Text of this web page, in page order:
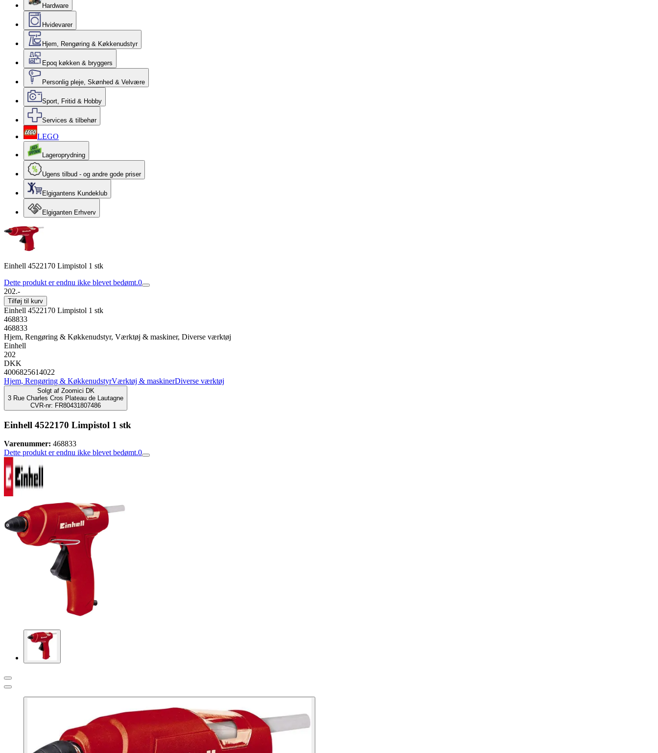
Hardware
Hvidevarer
Hjem, Rengøring & Køkkenudstyr
Epoq køkken & bryggers
Personlig pleje, Skønhed & Velvære
Sport, Fritid & Hobby
Services & tilbehør
LEGO
Lageroprydning
Ugens tilbud - og andre gode priser
Elgigantens Kundeklub
Elgiganten Erhverv
Einhell 4522170 Limpistol 1 stk
Dette produkt er endnu ikke blevet bedømt.0
202.-
Tilføj til kurv
Einhell 4522170 Limpistol 1 stk
468833
468833
Hjem, Rengøring & Køkkenudstyr, Værktøj & maskiner, Diverse værktøj
Einhell
202
DKK
4006825614022
Hjem, Rengøring & KøkkenudstyrVærktøj & maskinerDiverse værktøj
Solgt af Zoomici DK
3 Rue Charles Cros Plateau de Lautagne
CVR-nr: FR80431807486
Einhell 4522170 Limpistol 1 stk
Varenummer: 468833
Dette produkt er endnu ikke blevet bedømt.0